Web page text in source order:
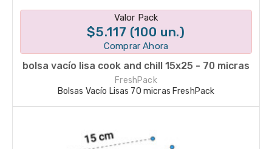
Disponible en 1 variantes
Valor Pack
$5.117 (100 un.)
Comprar Ahora
bolsa vacío lisa cook and chill 15x25 - 70 micras
FreshPack
Bolsas Vacío Lisas 70 micras FreshPack